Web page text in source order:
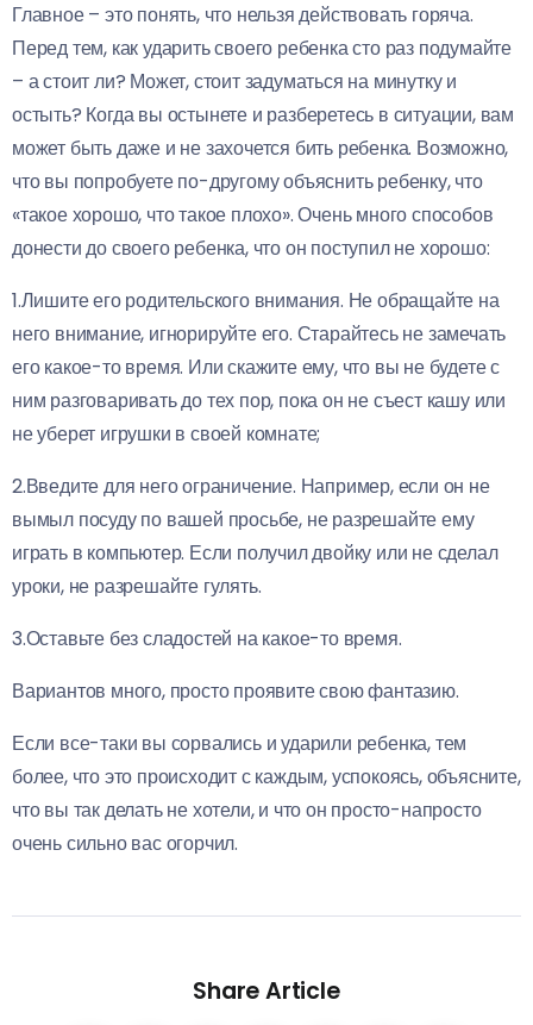
Главное – это понять, что нельзя действовать горяча.
Перед тем, как ударить своего ребенка сто раз подумайте
– а стоит ли? Может, стоит задуматься на минутку и
остыть? Когда вы остынете и разберетесь в ситуации, вам
может быть даже и не захочется бить ребенка. Возможно,
что вы попробуете по-другому объяснить ребенку, что
«такое хорошо, что такое плохо». Очень много способов
донести до своего ребенка, что он поступил не хорошо:
1.Лишите его родительского внимания. Не обращайте на
него внимание, игнорируйте его. Старайтесь не замечать
его какое-то время. Или скажите ему, что вы не будете с
ним разговаривать до тех пор, пока он не съест кашу или
не уберет игрушки в своей комнате;
2.Введите для него ограничение. Например, если он не
вымыл посуду по вашей просьбе, не разрешайте ему
играть в компьютер. Если получил двойку или не сделал
уроки, не разрешайте гулять.
3.Оставьте без сладостей на какое-то время.
Вариантов много, просто проявите свою фантазию.
Если все-таки вы сорвались и ударили ребенка, тем
более, что это происходит с каждым, успокоясь, объясните,
что вы так делать не хотели, и что он просто-напросто
очень сильно вас огорчил.
Share Article